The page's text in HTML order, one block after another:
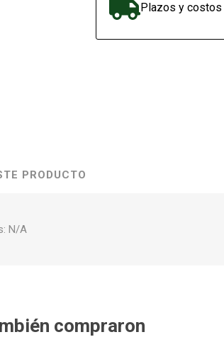
Plazos y
PRODUCTO
N/A
compraron